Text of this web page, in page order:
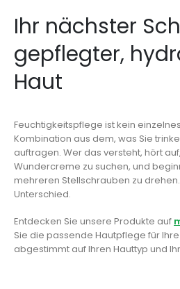
Ihr nächster
gepflegter,
Haut
Feuchtigkeitspflege ist kein
Kombination aus dem, was Sie
auftragen. Wer das versteht, hört
Wundercreme zu suchen, und
mehreren Stellschrauben zu
Unterschied.
Entdecken Sie unsere Produkte auf
Sie die passende Hautpflege für
abgestimmt auf Ihren Hauttyp und